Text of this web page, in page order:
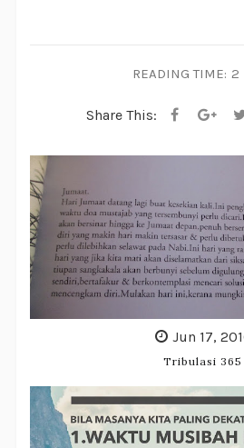
READING TIME: 2
Share This:
Jun 17,
Tribulasi 365